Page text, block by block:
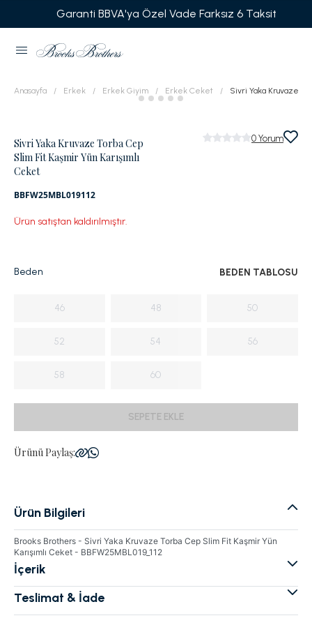
Garanti BBVA'ya Özel Vade Farksız 6 Taksit
Anasayfa Erkek Erkek Giyim Erkek Ceket Sivri Yaka Kruvaze
Sivri Yaka Kruvaze Torba Cep
Slim Fit Kaşmir Yün Karışımlı
Ceket
BBFW25MBL019112
0 Yorum
Ürün satıştan kaldırılmıştır.
Beden BEDEN TABLOSU
46 48 50
52 54 56
58 60
SEPETE EKLE
Ürünü Paylaş:
Ürün Bilgileri
Brooks Brothers - Sivri Yaka Kruvaze Torba Cep Slim Fit Kaşmir Yün
Karışımlı Ceket - BBFW25MBL019_112
İçerik
Teslimat & İade